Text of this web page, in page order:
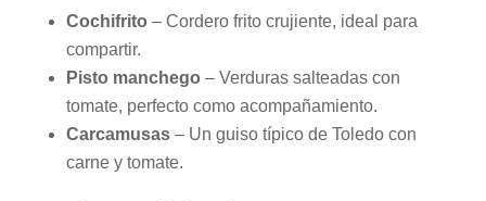
Cochifrito – Cordero frito crujiente, ideal para
compartir.
Pisto manchego – Verduras salteadas con
tomate, perfecto como acompañamiento.
Carcamusas– Un guiso típico de Toledo con
carne y tomate.